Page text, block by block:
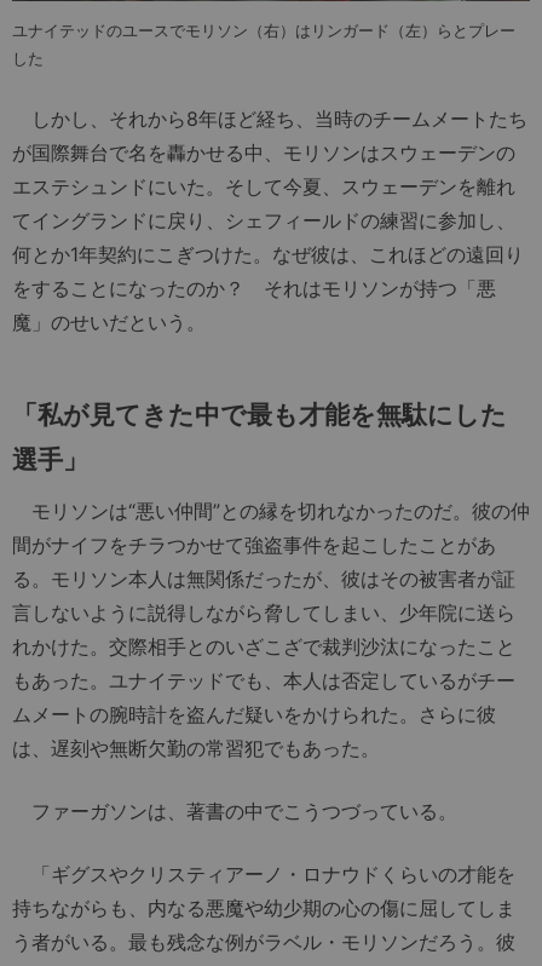
ユナイテッドのユースでモリソン（右）はリンガード（左）らとプレー
した
しかし、それから8年ほど経ち、当時のチームメートたち
が国際舞台で名を轟かせる中、モリソンはスウェーデンの
エステシュンドにいた。そして今夏、スウェーデンを離れ
てイングランドに戻り、シェフィールドの練習に参加し、
何とか1年契約にこぎつけた。なぜ彼は、これほどの遠回り
をすることになったのか？ それはモリソンが持つ「悪
魔」のせいだという。
「私が見てきた中で最も才能を無駄にした
選手」
モリソンは“悪い仲間”との縁を切れなかったのだ。彼の仲
間がナイフをチラつかせて強盗事件を起こしたことがあ
る。モリソン本人は無関係だったが、彼はその被害者が証
言しないように説得しながら脅してしまい、少年院に送ら
れかけた。交際相手とのいざこざで裁判沙汰になったこと
もあった。ユナイテッドでも、本人は否定しているがチー
ムメートの腕時計を盗んだ疑いをかけられた。さらに彼
は、遅刻や無断欠勤の常習犯でもあった。
ファーガソンは、著書の中でこうつづっている。
「ギグスやクリスティアーノ・ロナウドくらいの才能を
持ちながらも、内なる悪魔や幼少期の心の傷に屈してしま
う者がいる。最も残念な例がラベル・モリソンだろう。彼